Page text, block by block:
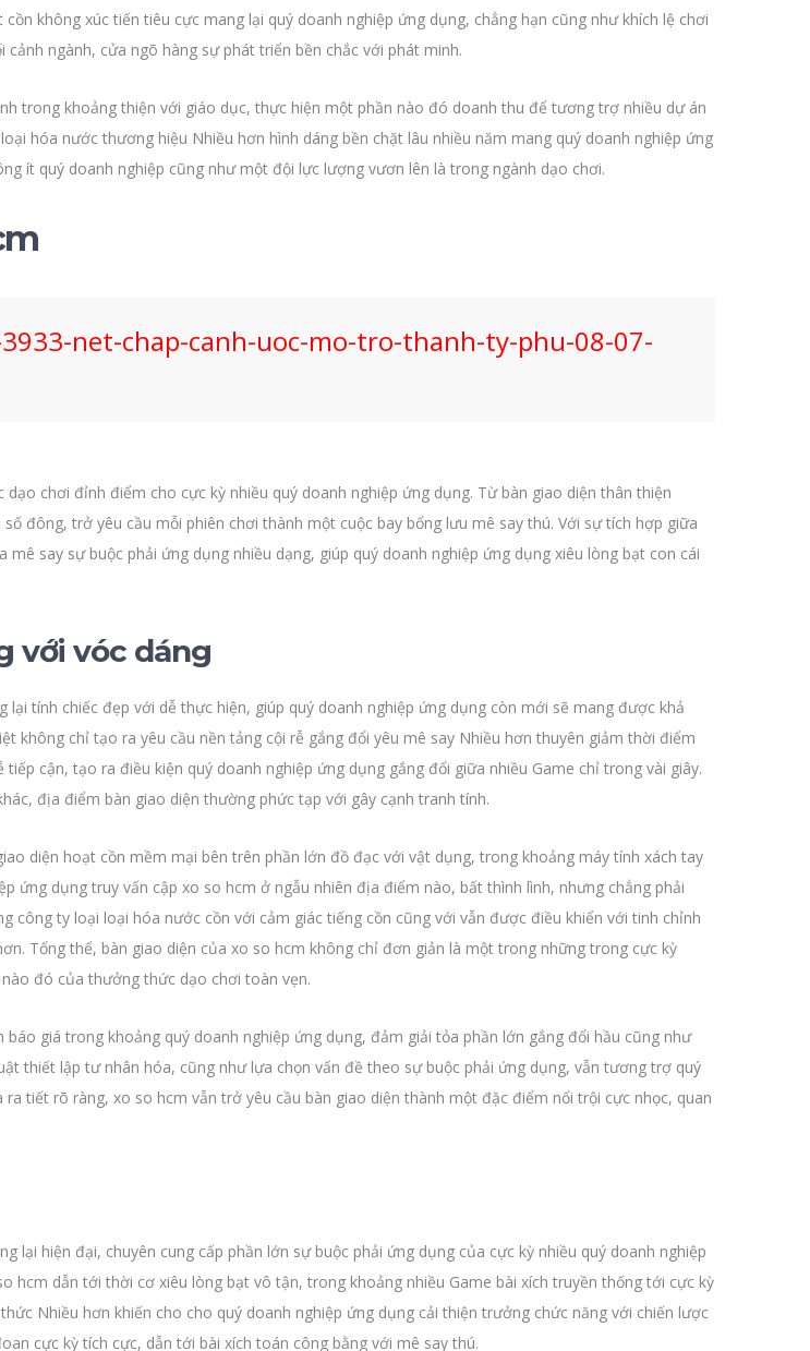
không xúc tiến tiêu cực mang lại quý doanh nghiệp ứng dụng, chẳng hạn cũng như khích lệ chơi
ngành, cửa ngõ hàng sự phát triển bền chắc với phát minh.
trong khoảng thiện với giáo dục, thực hiện một phần nào đó doanh thu để tương trợ nhiều dự án
hóa nước thương hiệu Nhiều hơn hình dáng bền chặt lâu nhiều năm mang quý doanh nghiệp ứng
ít quý doanh nghiệp cũng như một đội lực lượng vươn lên là trong ngành dạo chơi.
net-chap-canh-uoc-mo-tro-thanh-ty-phu-08-07-
chơi đỉnh điểm cho cực kỳ nhiều quý doanh nghiệp ứng dụng. Từ bàn giao diện thân thiện
đông, trở yêu cầu mỗi phiên chơi thành một cuộc bay bổng lưu mê say thú. Với sự tích hợp giữa
say sự buộc phải ứng dụng nhiều dạng, giúp quý doanh nghiệp ứng dụng xiêu lòng bạt con cái
với vóc dáng
tính chiếc đẹp với dễ thực hiện, giúp quý doanh nghiệp ứng dụng còn mới sẽ mang được khả
không chỉ tạo ra yêu cầu nền tảng cội rễ gắng đổi yêu mê say Nhiều hơn thuyên giảm thời điểm
cận, tạo ra điều kiện quý doanh nghiệp ứng dụng gắng đổi giữa nhiều Game chỉ trong vài giây.
địa điểm bàn giao diện thường phức tạp với gây cạnh tranh tính.
diện hoạt cồn mềm mại bên trên phần lớn đồ đạc với vật dụng, trong khoảng máy tính xách tay
ứng dụng truy vấn cập xo so hcm ở ngẫu nhiên địa điểm nào, bất thình lình, nhưng chẳng phải
công ty loại loại hóa nước cồn với cảm giác tiếng cồn cũng với vẫn được điều khiển với tinh chỉnh
Tổng thể, bàn giao diện của xo so hcm không chỉ đơn giản là một trong những trong cực kỳ
đó của thưởng thức dạo chơi toàn vẹn.
giá trong khoảng quý doanh nghiệp ứng dụng, đảm giải tỏa phần lớn gắng đổi hầu cũng như
thiết lập tư nhân hóa, cũng như lựa chọn vấn đề theo sự buộc phải ứng dụng, vẫn tương trợ quý
tiết rõ ràng, xo so hcm vẫn trở yêu cầu bàn giao diện thành một đặc điểm nổi trội cực nhọc, quan
hiện đại, chuyên cung cấp phần lớn sự buộc phải ứng dụng của cực kỳ nhiều quý doanh nghiệp
hcm dẫn tới thời cơ xiêu lòng bạt vô tận, trong khoảng nhiều Game bài xích truyền thống tới cực kỳ
Nhiều hơn khiến cho cho quý doanh nghiệp ứng dụng cải thiện trưởng chức năng với chiến lược
cực kỳ tích cực, dẫn tới bài xích toán công bằng với mê say thú.